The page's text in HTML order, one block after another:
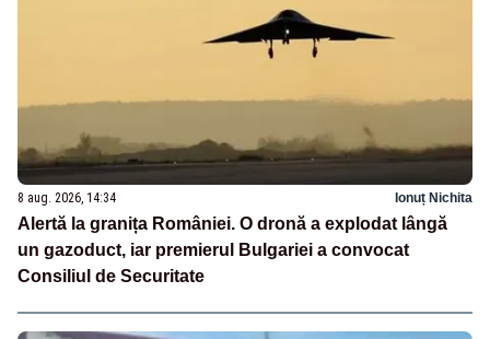
8 aug. 2026, 14:34 Ionuț Nichita
Alertă la granița României. O dronă a explodat lângă
un gazoduct, iar premierul Bulgariei a convocat
Consiliul de Securitate